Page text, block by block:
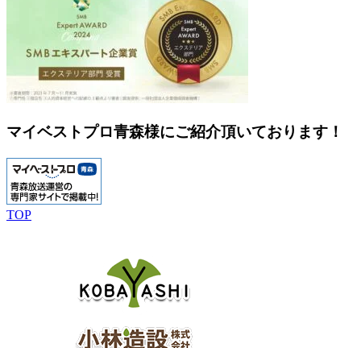
マイベストプロ青森様にご紹介頂いております！
TOP